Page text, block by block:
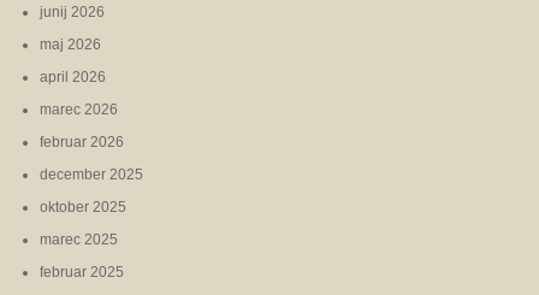
junij 2026
maj 2026
april 2026
marec 2026
februar 2026
december 2025
oktober 2025
marec 2025
februar 2025